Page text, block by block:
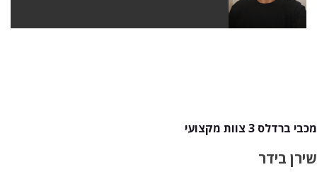
מכבי ברדלס 3 צוות מקצועי
שירן בידר